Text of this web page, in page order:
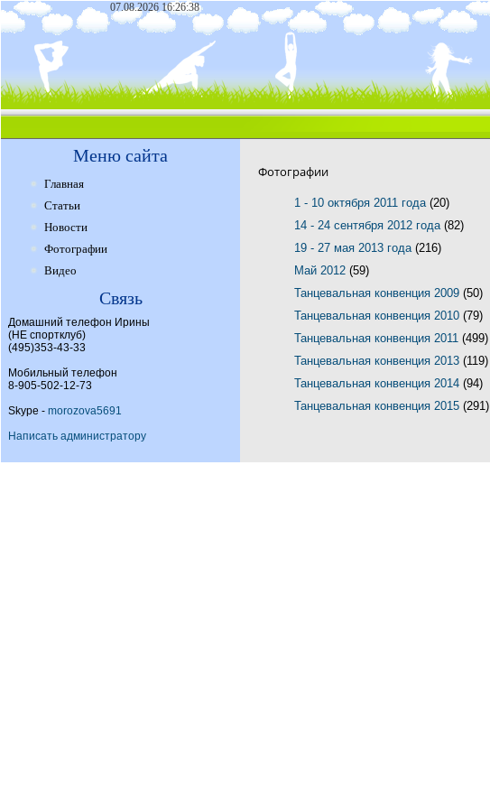
07.08.2026 16:26:38
Меню сайта
Главная
Статьи
Новости
Фотографии
Видео
Связь
Домашний телефон Ирины
(НЕ спортклуб)
(495)353-43-33
Мобильный телефон
8-905-502-12-73
Skype - morozova5691
Написать администратору
Фотографии
1 - 10 октября 2011 года (20)
14 - 24 сентября 2012 года (82)
19 - 27 мая 2013 года (216)
Май 2012 (59)
Танцевальная конвенция 2009 (50)
Танцевальная конвенция 2010 (79)
Танцевальная конвенция 2011 (499)
Танцевальная конвенция 2013 (119)
Танцевальная конвенция 2014 (94)
Танцевальная конвенция 2015 (291)